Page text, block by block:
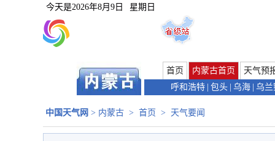
今天是2026年8月9日 星期日
首页 内蒙古首页
天气预
呼和浩特 包头 乌海 乌兰
中国天气网 > 内蒙古 > 首页 > 天气要闻